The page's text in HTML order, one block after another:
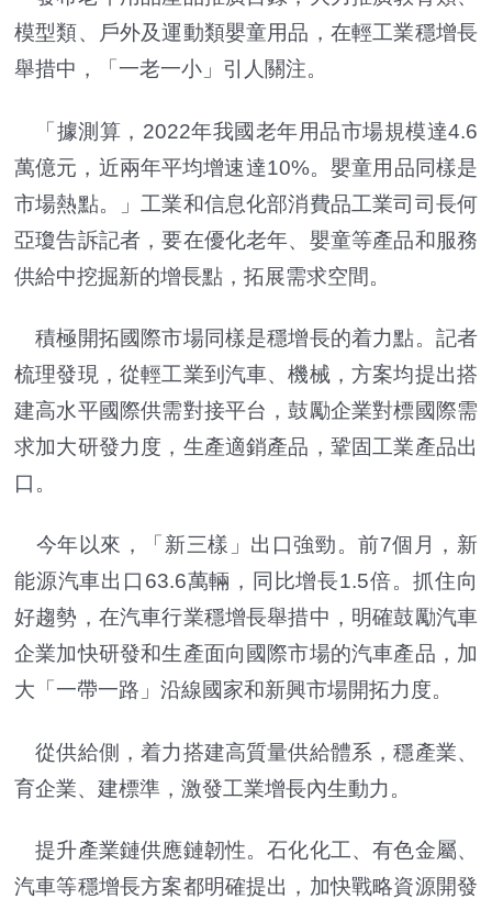
模型類、戶外及運動類嬰童用品，在輕工業穩增長
舉措中，「一老一小」引人關注。
「據測算，2022年我國老年用品市場規模達4.6
萬億元，近兩年平均增速達10%。嬰童用品同樣是
市場熱點。」工業和信息化部消費品工業司司長何
亞瓊告訴記者，要在優化老年、嬰童等產品和服務
供給中挖掘新的增長點，拓展需求空間。
積極開拓國際市場同樣是穩增長的着力點。記者
梳理發現，從輕工業到汽車、機械，方案均提出搭
建高水平國際供需對接平台，鼓勵企業對標國際需
求加大研發力度，生產適銷產品，鞏固工業產品出
口。
今年以來，「新三樣」出口強勁。前7個月，新
能源汽車出口63.6萬輛，同比增長1.5倍。抓住向
好趨勢，在汽車行業穩增長舉措中，明確鼓勵汽車
企業加快研發和生產面向國際市場的汽車產品，加
大「一帶一路」沿線國家和新興市場開拓力度。
從供給側，着力搭建高質量供給體系，穩產業、
育企業、建標準，激發工業增長內生動力。
提升產業鏈供應鏈韌性。石化化工、有色金屬、
汽車等穩增長方案都明確提出，加快戰略資源開發